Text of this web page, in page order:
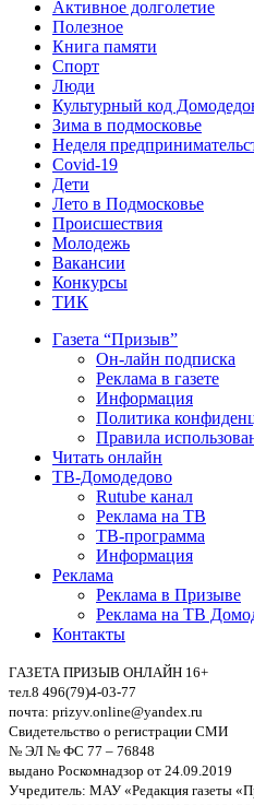
Активное долголетие
Полезное
Книга памяти
Спорт
Люди
Культурный код
Зима в подмосковье
Неделя
Covid-19
Дети
Лето в Подмосковье
Происшествия
Молодежь
Вакансии
Конкурсы
ТИК
Газета “Призыв”
Он-лайн подписка
Реклама в газете
Информация
Политика
Правила
Читать онлайн
ТВ-Домодедово
Rutube канал
Реклама на ТВ
ТВ-программа
Информация
Реклама
Реклама в Призыве
Реклама на ТВ
Контакты
ГАЗЕТА ПРИЗЫВ ОНЛАЙН 16+
тел.8 496(79)4-03-77
почта: prizyv.online@yandex.ru
Свидетельство о регистрации СМИ
№ ЭЛ № ФС 77 – 76848
выдано Роскомнадзор от 24.09.2019
Учредитель: МАУ «Редакция газеты